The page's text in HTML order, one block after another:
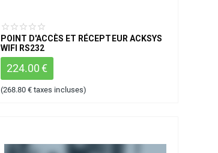
POINT D'ACCÈS ET RÉCEPTEUR ACKSYS
WIFI RS232
224.00 €
(268.80 € taxes incluses)